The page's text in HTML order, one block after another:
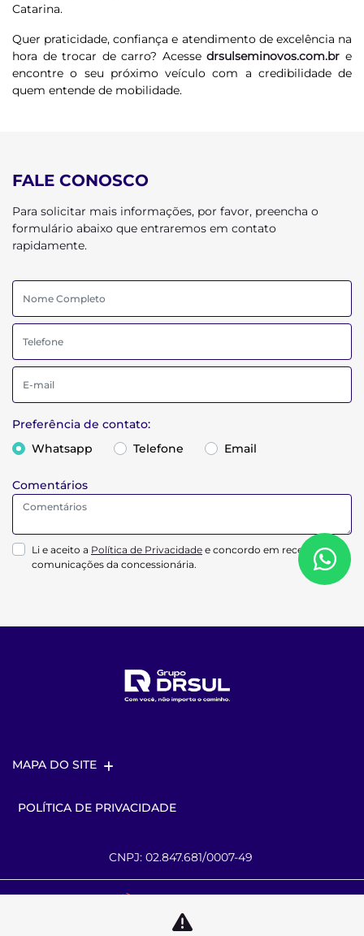
Catarina.
Quer praticidade, confiança e atendimento de excelência na
hora de trocar de carro? Acessedrsulseminovos.com.br e
encontre o seu próximo veículo com a credibilidade de
quem entende de mobilidade.
FALE CONOSCO
Para solicitar mais informações, por favor, preencha o
formulário abaixo que entraremos em contato
rapidamente.
Preferência de contato:
Whatsapp
Telefone Email
Comentários
Li e aceito a Política de Privacidade e concordo em receber
comunicações da concessionária.
MAPA DO SITE
POLÍTICA DE PRIVACIDADE
CNPJ: 02.847.681/0007-49
Desacelere. Seu bem maior é a vida.